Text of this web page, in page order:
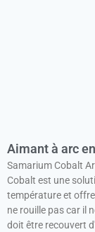
Aimant à arc
Samarium Cobalt
Cobalt est une
température et
ne rouille pas car il
doit être recouvert